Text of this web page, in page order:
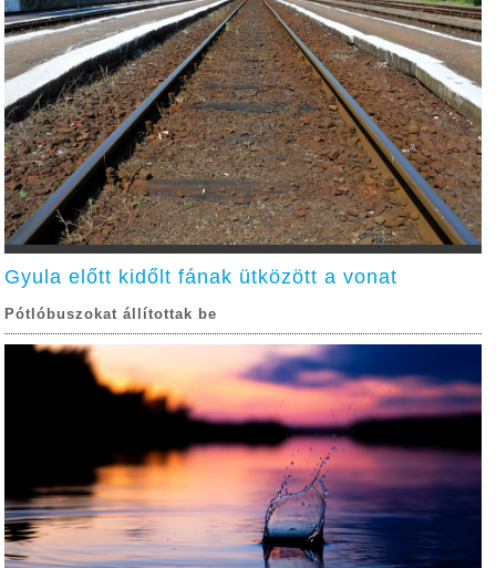
Gyula előtt kidőlt fának ütközött a vonat
Pótlóbuszokat állítottak be